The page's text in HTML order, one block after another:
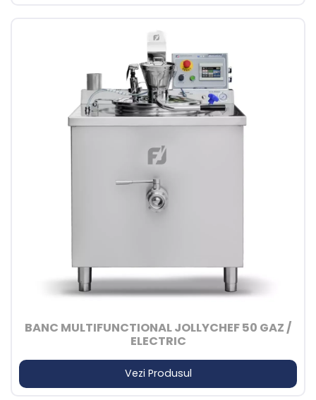
BANC MULTIFUNCTIONAL JOLLYCHEF 50 GAZ /
ELECTRIC
Vezi Produsul